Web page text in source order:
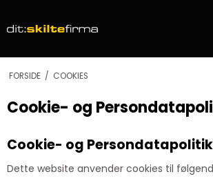
FORSIDE / COOKIES
Cookie- og
Cookie- og Persondatapolitik
Dette website anvender cookies til